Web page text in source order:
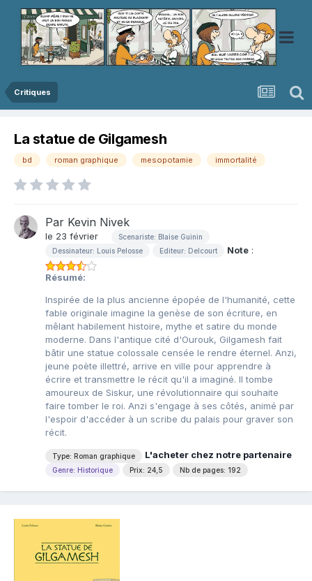
Critiques
La statue de Gilgamesh
bd roman graphique mesopotamie immortalité
Par Kevin Nivek
le 23 février
Scenariste: Blaise Guinin
Dessinateur: Louis Pelosse
Editeur: Delcourt Note :
Résumé:
Inspirée de la plus ancienne épopée de l'humanité, cette
fable originale imagine la genèse de son écriture, en
mêlant habilement histoire, mythe et satire du monde
moderne. Dans l'antique cité d'Ourouk, Gilgamesh fait
bâtir une statue colossale censée le rendre éternel. Anzi,
jeune poète illettré, arrive en ville pour apprendre à
écrire et transmettre le récit qu'il a imaginé. Il tombe
amoureux de Siskur, une révolutionnaire qui souhaite
faire tomber le roi. Anzi s'engage à ses côtés, animé par
l'espoir d'accéder à un scribe du palais pour graver son
récit.
Type: Roman graphique L'acheter chez notre partenaire
Genre: Historique Prix: 24,5 Nb de pages: 192